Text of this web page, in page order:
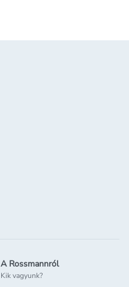
A Rossmannról
Kik vagyunk?